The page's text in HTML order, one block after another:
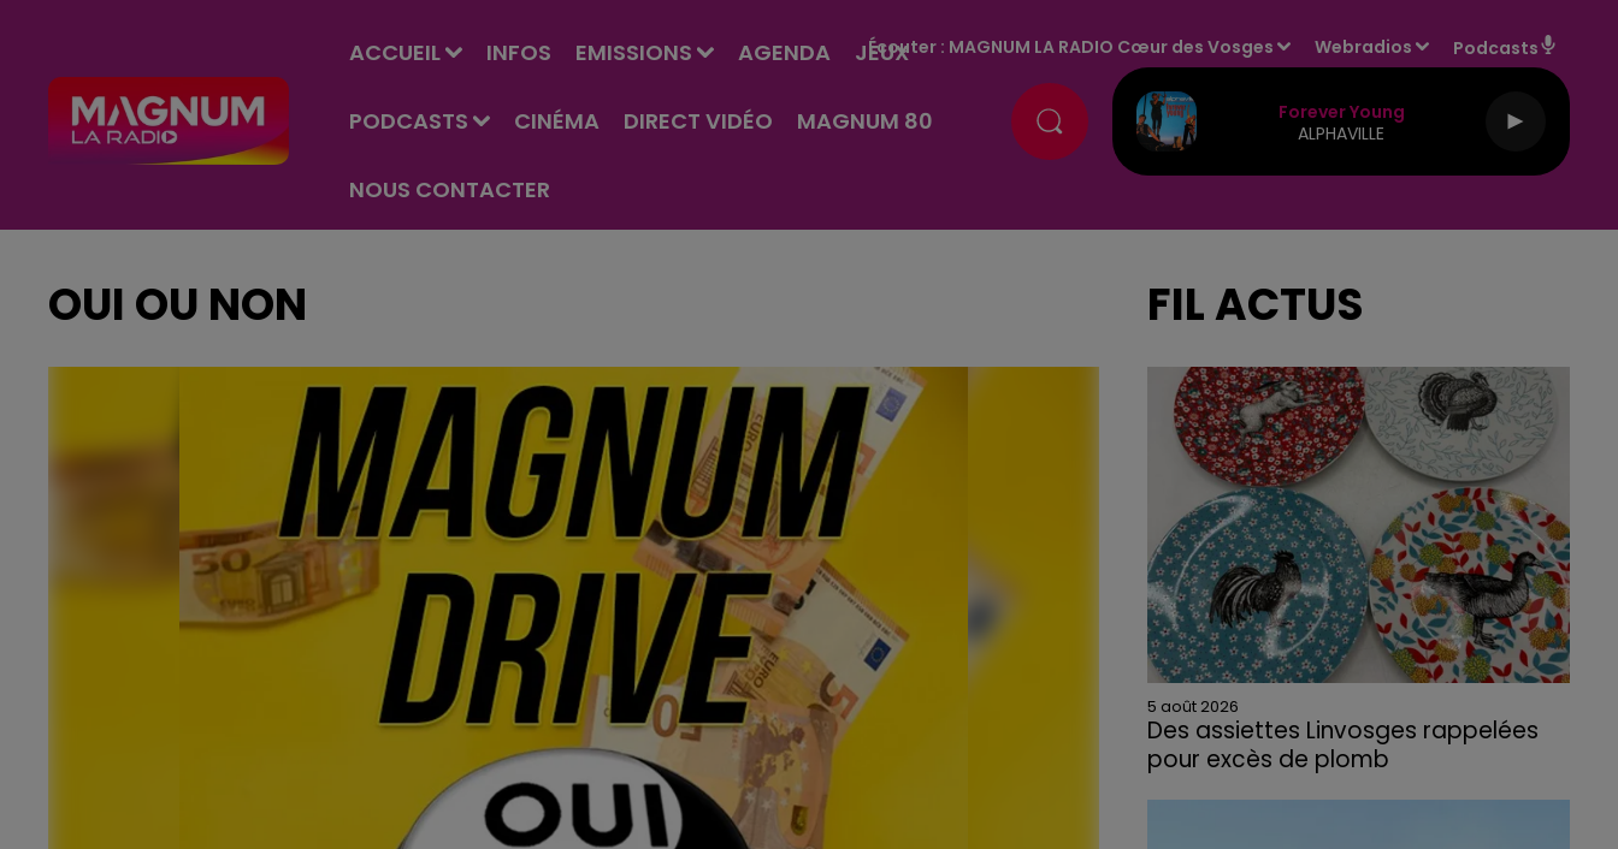
ACCUEIL INFOS EMISSIONS AGENDA JEUX
PODCASTS CINÉMA DIRECT VIDÉO MAGNUM 80
NOUS CONTACTER
Écouter : MAGNUM LA RADIO Cœur des Vosges Webradios Podcasts
Forever Young
ALPHAVILLE
OUI OU NON FIL ACTUS
5 août 2026
Des assiettes Linvosges rappelées
pour excès de plomb